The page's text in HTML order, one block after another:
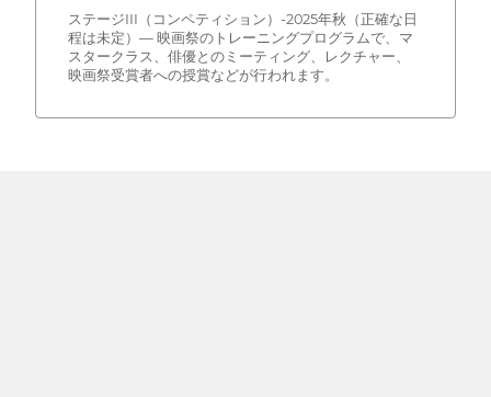
ステージIII（コンペティション）-2025年秋（正確な日
程は未定）— 映画祭のトレーニングプログラムで、マ
スタークラス、俳優とのミーティング、レクチャー、
映画祭受賞者への授賞などが行われます。